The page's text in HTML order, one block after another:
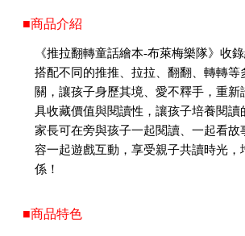
■商品介紹
《推拉翻轉童話繪本-布萊梅樂隊》收
搭配不同的推推、拉拉、翻翻、轉轉等
關，讓孩子身歷其境、愛不釋手，重新
具收藏價值與閱讀性，讓孩子培養閱讀
家長可在旁與孩子一起閱讀、一起看故
容一起遊戲互動，享受親子共讀時光，
係！
■商品特色